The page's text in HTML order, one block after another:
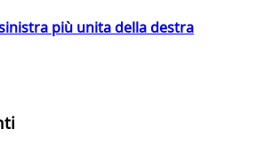
sinistra più unita della destra